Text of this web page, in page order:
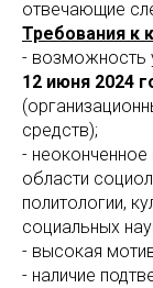
отвечающие
Требования к
- возможность
12 июня 2024
средств);
-
области
политологии,
социальных
- высокая
- наличие